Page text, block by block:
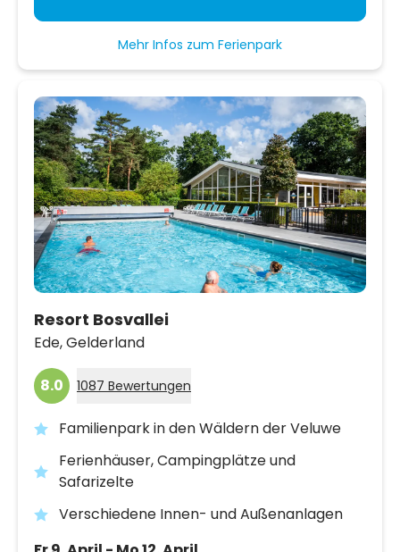
Mehr Infos zum Ferienpark
Resort Bosvallei
Ede,Gelderland
8.0 1087 Bewertungen
Familienpark in den Wäldern der Veluwe
Ferienhäuser, Campingplätze und
Safarizelte
Verschiedene Innen- und Außenanlagen